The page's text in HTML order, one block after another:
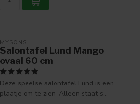
MYSONS
Salontafel Lund Mango
ovaal 60 cm
Deze speelse salontafel Lund is een
plaatje om te zien. Alleen staat s...